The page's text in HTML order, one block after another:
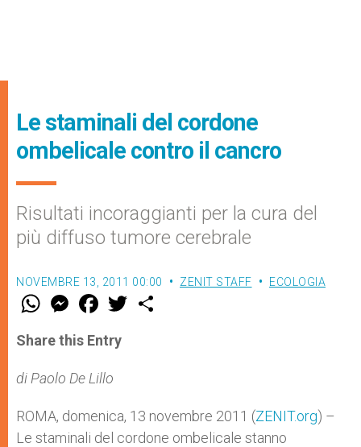
Le staminali del cordone
ombelicale contro il cancro
Risultati incoraggianti per la cura del
più diffuso tumore cerebrale
NOVEMBRE 13, 2011 00:00 ZENIT STAFF ECOLOGIA
W
t
s
p
p
M
e
s
e
g
e
F
a
e
b
o
k
w
Share this Entry
di Paolo De Lillo
ROMA, domenica, 13 novembre 2011 (ZENIT.org) –
Le staminali del cordone ombelicale stanno